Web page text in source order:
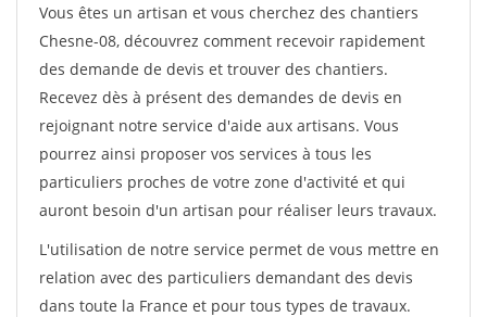
Vous êtes un artisan et vous cherchez des chantiers
Chesne-08, découvrez comment recevoir rapidement
des demande de devis et trouver des chantiers.
Recevez dès à présent des demandes de devis en
rejoignant notre service d'aide aux artisans. Vous
pourrez ainsi proposer vos services à tous les
particuliers proches de votre zone d'activité et qui
auront besoin d'un artisan pour réaliser leurs travaux.
L'utilisation de notre service permet de vous mettre en
relation avec des particuliers demandant des devis
dans toute la France et pour tous types de travaux.